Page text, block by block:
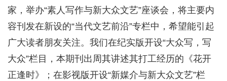
家，举办“素人写作与新大众文艺”座谈会，将主要内
容刊发在新设的“当代文艺前沿”专栏中，希望能引起
广大读者朋友关注。我们在纪实版开设“大众写，写
大众”栏目，本期刊出周其讲述其打工经历的《花开
正逢时》；在影视版开设“新媒介与新大众文艺”栏